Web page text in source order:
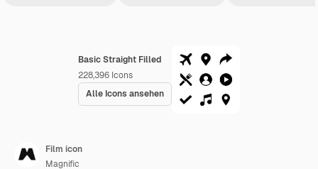
Basic Straight Filled
228,396 Icons
Alle Icons ansehen
Film icon
Magnific